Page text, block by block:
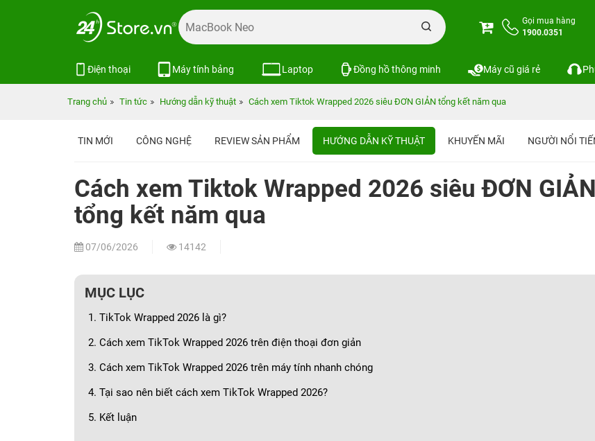
Gọi mua hàng
1900.0351
Điện thoại Máy tính bảng Laptop Đồng hồ thông minh Máy cũ giá rẻ
Trang chủ Tin tức Hướng dẫn kỹ thuật Cách xem Tiktok Wrapped 2026 siêu ĐƠN GIẢN tổng kết năm qua
TIN MỚI CÔNG NGHỆ REVIEW SẢN PHẨM HƯỚNG DẪN KỸ THUẬT KHUYẾN MÃI NGƯỜI NỔI
Cách xem Tiktok Wrapped 2026 siêu ĐƠN GIẢN
tổng kết năm qua
07/06/2026 14142
MỤC LỤC
1. TikTok Wrapped 2026 là gì?
2. Cách xem TikTok Wrapped 2026 trên điện thoại đơn giản
3. Cách xem TikTok Wrapped 2026 trên máy tính nhanh chóng
4. Tại sao nên biết cách xem TikTok Wrapped 2026?
5. Kết luận